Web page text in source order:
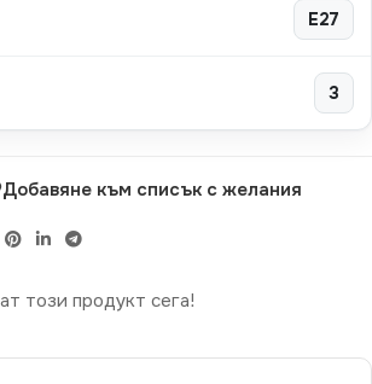
E27
3
Добавяне към списък с желания
този продукт сега!